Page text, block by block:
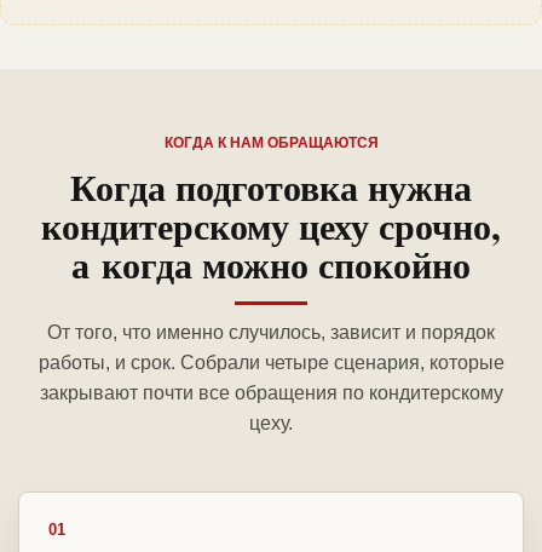
КОГДА К НАМ ОБРАЩАЮТСЯ
Когда подготовка нужна
кондитерскому цеху срочно,
а когда можно спокойно
От того, что именно случилось, зависит и порядок
работы, и срок. Собрали четыре сценария, которые
закрывают почти все обращения по кондитерскому
цеху.
01